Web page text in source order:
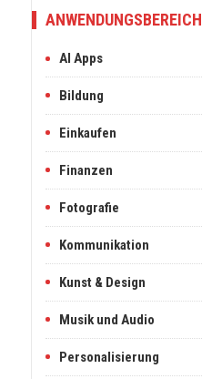
ANWENDUNGSBEREICH
AI Apps
Bildung
Einkaufen
Finanzen
Fotografie
Kommunikation
Kunst & Design
Musik und Audio
Personalisierung